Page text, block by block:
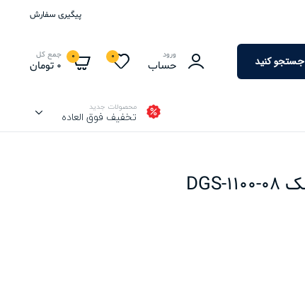
پیگیری سفارش
جستجو کنید ورود
حساب
0
0 جمع کل
0 تومان
محصولات جدید
تخفیف فوق العاده